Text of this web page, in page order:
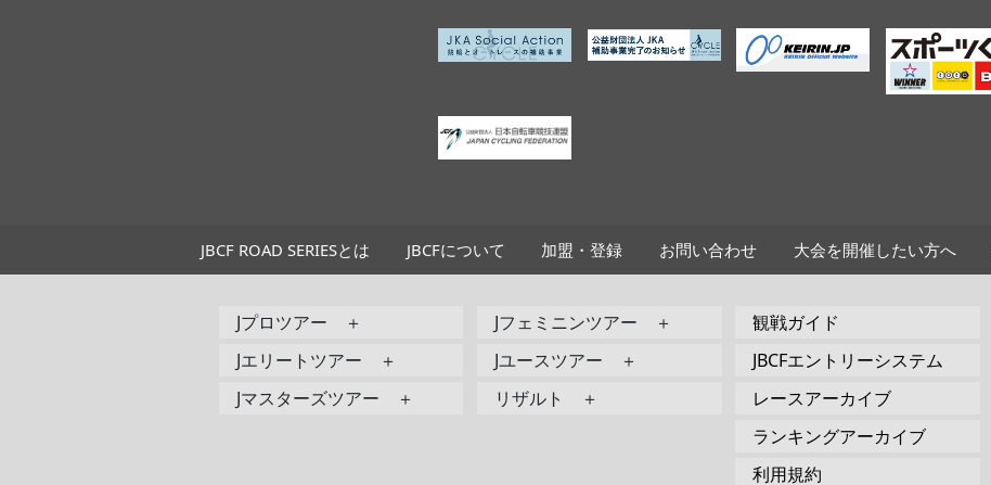
JBCF ROAD SERIESとは JBCFについて 加盟・登録 お問い合わせ 大会を開催したい方へ
Jプロツアー ＋
Jエリートツアー ＋
Jマスターズツアー ＋
Jフェミニンツアー ＋
Jユースツアー ＋
リザルト ＋
観戦ガイド
JBCFエントリーシステム
レースアーカイブ
ランキングアーカイブ
利用規約